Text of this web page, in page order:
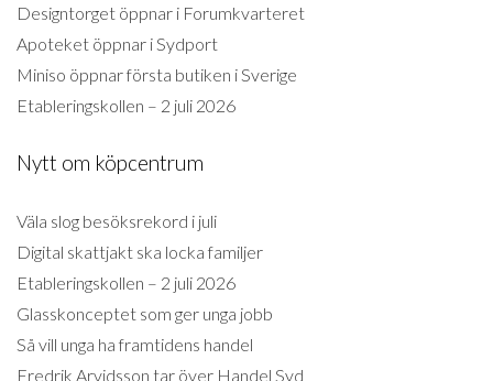
Designtorget öppnar i Forumkvarteret
Apoteket öppnar i Sydport
Miniso öppnar första butiken i Sverige
Etableringskollen – 2 juli 2026
Nytt om köpcentrum
Väla slog besöksrekord i juli
Digital skattjakt ska locka familjer
Etableringskollen – 2 juli 2026
Glasskonceptet som ger unga jobb
Så vill unga ha framtidens handel
Fredrik Arvidsson tar över Handel Syd